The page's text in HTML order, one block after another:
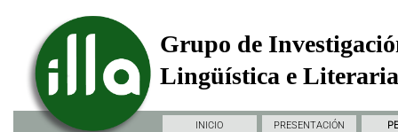
Grupo de
Lingüística e
INICIO PRESENTACIÓN